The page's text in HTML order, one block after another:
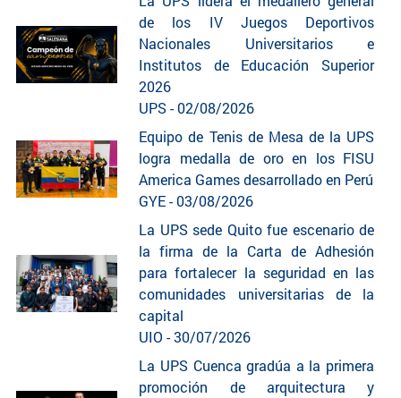
de los IV Juegos Deportivos
Nacionales Universitarios e
Institutos de Educación Superior
2026
UPS - 02/08/2026
Equipo de Tenis de Mesa de la UPS
logra medalla de oro en los FISU
America Games desarrollado en Perú
GYE - 03/08/2026
La UPS sede Quito fue escenario de
la firma de la Carta de Adhesión
para fortalecer la seguridad en las
comunidades universitarias de la
capital
UIO - 30/07/2026
La UPS Cuenca gradúa a la primera
promoción de arquitectura y